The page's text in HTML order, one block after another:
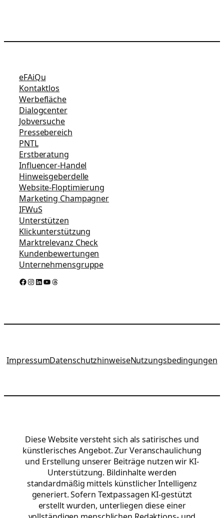
eFAiQu
Kontaktlos
Werbefläche
Dialogcenter
Jobversuche
Pressebereich
PNTL
Erstberatung
Influencer-Handel
Hinweisgeberdelle
Website-Floptimierung
Marketing Champagner
IFWuS
Unterstützen
Klickunterstützung
Marktrelevanz Check
Kundenbewertungen
Unternehmensgruppe
Facebook InstagramLinkedIn YouTube Threads
ImpressumDatenschutzhinweiseNutzungsbedingungen
Diese Website versteht sich als satirisches und
künstlerisches Angebot. Zur Veranschaulichung
und Erstellung unserer Beiträge nutzen wir KI-
Unterstützung. Bildinhalte werden
standardmäßig mittels künstlicher Intelligenz
generiert. Sofern Textpassagen KI-gestützt
erstellt wurden, unterliegen diese einer